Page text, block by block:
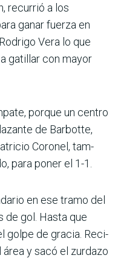
recurrió a los
ganar fuerza en
Vera lo que
gatillar con mayor
porque un cen­tro
de Barbotte,
Coronel, tam­
para poner el 1-1.
en ese tramo del
de gol. Hasta que
golpe de gracia. Reci­
y sacó el zurdazo